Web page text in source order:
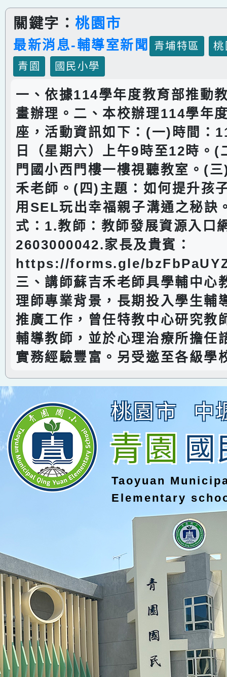
關鍵字：桃園市
最新消息-輔導室新聞 青埔特區
青園
國民小學
一、依據114學年度教育部推動
畫辦理。二、本校辦理114學年
座，活動資訊如下：(一)時間：
日（星期六）上午9時至12時。(
門國小西門樓一樓視聽教室。(
禾老師。(四)主題：如何提升孩
用SEL玩出幸福親子溝通之秘訣
式：1.教師：教師發展資源入口
2603000042.家長及貴賓：
https://forms.gle/
三、講師蘇吉禾老師具學輔中心
理師專業背景，長期投入學生輔
推廣工作，曾任特教中心研究教
輔導教師，並於心理治療所擔任
實務經驗豐富。另受邀至各級學
桃園市 中
青園國
Taoyuan
Elementary